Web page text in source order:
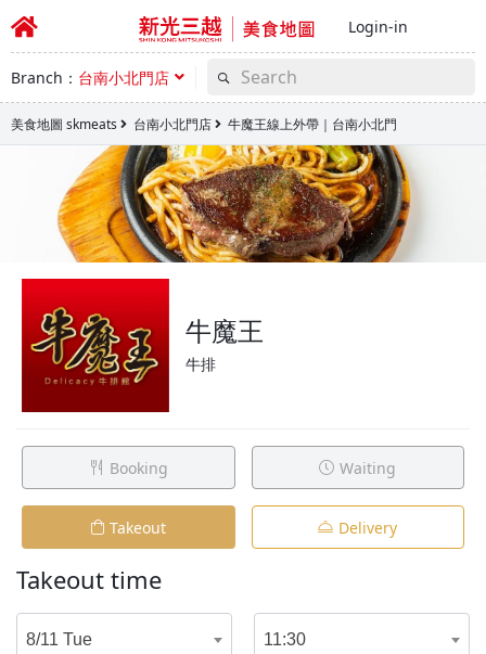
Login-in
Branch： 台南小北門店
美食地圖 skmeats 台南小北門店 牛魔王線上外帶｜台南小北門
牛魔王
牛排
Booking Waiting
Takeout Delivery
Takeout time
8/11 Tue 11:30